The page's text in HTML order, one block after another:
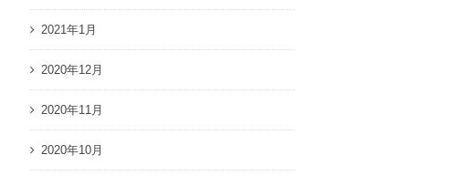
2021年1月
2020年12月
2020年11月
2020年10月